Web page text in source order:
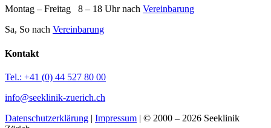
Montag – Freitag 8 – 18 Uhr nach Vereinbarung
Sa, So nach Vereinbarung
Kontakt
Tel.: +41 (0) 44 527 80 00
info@seeklinik-zuerich.ch
Datenschutzerklärung | Impressum | © 2000 – 2026 Seeklinik